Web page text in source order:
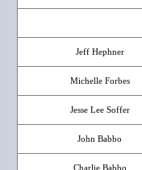
Jeff Hephner
Michelle Forbes
Jesse Lee Soffer
John Babbo
Charlie Babbo